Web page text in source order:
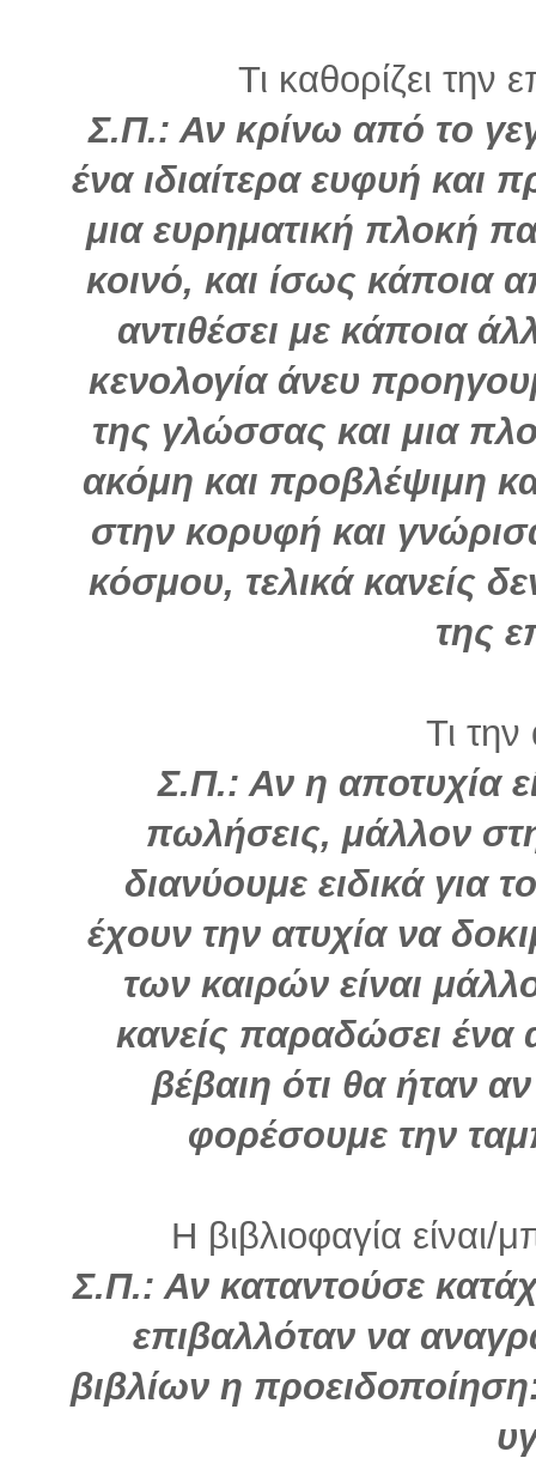
Τι καθορίζει την
Σ.Π.: Αν κρίνω από το
ένα ιδιαίτερα ευφυή και
μια ευρηματική πλοκή
κοινό, και ίσως κάποια
αντιθέσει με κάποια
κενολογία άνευ
της γλώσσας και μια
ακόμη και προβλέψιμη
στην κορυφή και
κόσμου, τελικά κανείς
της
Τι
Σ.Π.: Αν η αποτυχία
πωλήσεις, μάλλον
διανύουμε ειδικά για
έχουν την ατυχία να
των καιρών είναι
κανείς παραδώσει ένα
βέβαιη ότι θα ήταν
φορέσουμε την
Η βιβλιοφαγία είναι/
Σ.Π.: Αν καταντούσε
επιβαλλόταν να
βιβλίων η